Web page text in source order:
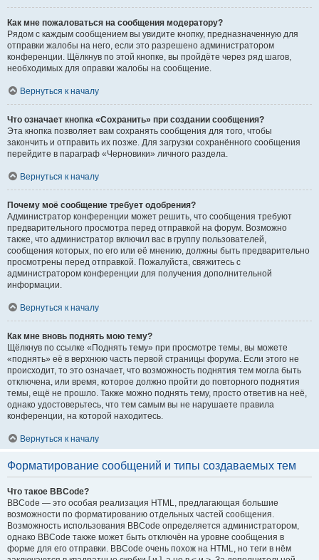
Как мне пожаловаться на сообщения модератору?
Рядом с каждым сообщением вы увидите кнопку, предназначенную для
отправки жалобы на него, если это разрешено администратором
конференции. Щёлкнув по этой кнопке, вы пройдёте через ряд шагов,
необходимых для оправки жалобы на сообщение.
Вернуться к началу
Что означает кнопка «Сохранить» при создании сообщения?
Эта кнопка позволяет вам сохранять сообщения для того, чтобы
закончить и отправить их позже. Для загрузки сохранённого сообщения
перейдите в параграф «Черновики» личного раздела.
Вернуться к началу
Почему моё сообщение требует одобрения?
Администратор конференции может решить, что сообщения требуют
предварительного просмотра перед отправкой на форум. Возможно
также, что администратор включил вас в группу пользователей,
сообщения которых, по его или её мнению, должны быть предварительно
просмотрены перед отправкой. Пожалуйста, свяжитесь с
администратором конференции для получения дополнительной
информации.
Вернуться к началу
Как мне вновь поднять мою тему?
Щёлкнув по ссылке «Поднять тему» при просмотре темы, вы можете
«поднять» её в верхнюю часть первой страницы форума. Если этого не
происходит, то это означает, что возможность поднятия тем могла быть
отключена, или время, которое должно пройти до повторного поднятия
темы, ещё не прошло. Также можно поднять тему, просто ответив на неё,
однако удостоверьтесь, что тем самым вы не нарушаете правила
конференции, на которой находитесь.
Вернуться к началу
Форматирование сообщений и типы создаваемых тем
Что такое BBCode?
BBCode — это особая реализация HTML, предлагающая большие
возможности по форматированию отдельных частей сообщения.
Возможность использования BBCode определяется администратором,
однако BBCode также может быть отключён на уровне сообщения в
форме для его отправки. BBCode очень похож на HTML, но теги в нём